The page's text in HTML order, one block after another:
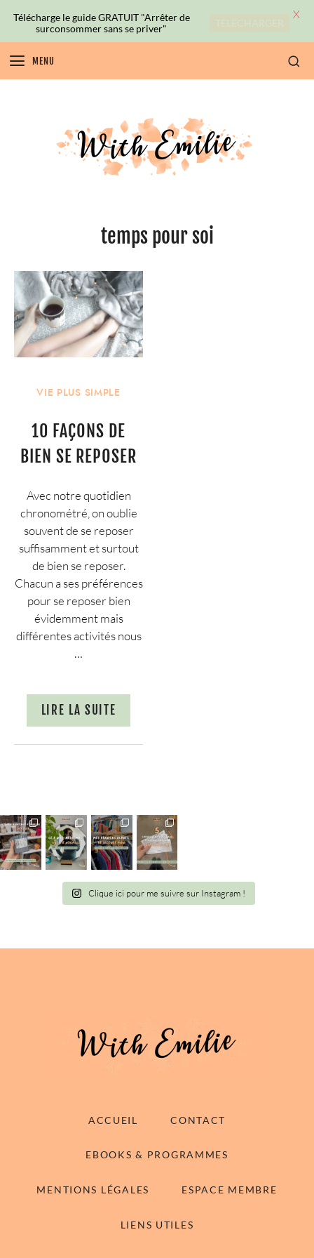
MENU
temps pour soi
VIE PLUS SIMPLE
10 FAÇONS DE
BIEN SE REPOSER
Avec notre quotidien
chronométré, on oublie
souvent de se reposer
suffisamment et surtout
de bien se reposer.
Chacun a ses préférences
pour se reposer bien
évidemment mais
différentes activités nous
…
LIRE LA SUITE
Clique ici pour me suivre sur Instagram !
ACCUEIL CONTACT
EBOOKS & PROGRAMMES
MENTIONS LÉGALES ESPACE MEMBRE
LIENS UTILES
Télécharge le guide GRATUIT "Arrêter de
surconsommer sans se priver"
X